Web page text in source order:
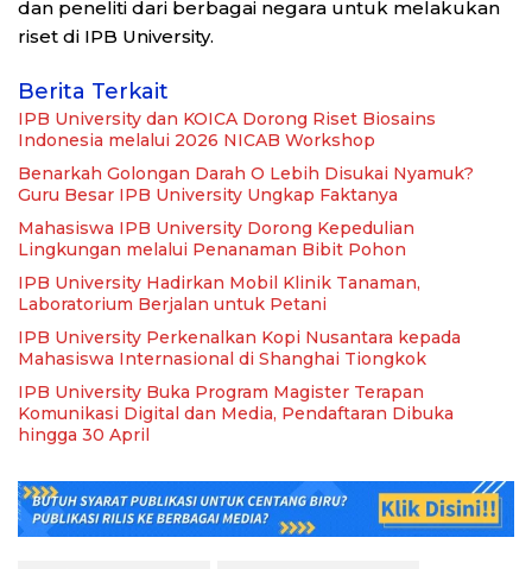
dan peneliti dari berbagai negara untuk melakukan
riset di IPB University.
Berita Terkait
IPB University dan KOICA Dorong Riset Biosains
Indonesia melalui 2026 NICAB Workshop
Benarkah Golongan Darah O Lebih Disukai Nyamuk?
Guru Besar IPB University Ungkap Faktanya
Mahasiswa IPB University Dorong Kepedulian
Lingkungan melalui Penanaman Bibit Pohon
IPB University Hadirkan Mobil Klinik Tanaman,
Laboratorium Berjalan untuk Petani
IPB University Perkenalkan Kopi Nusantara kepada
Mahasiswa Internasional di Shanghai Tiongkok
IPB University Buka Program Magister Terapan
Komunikasi Digital dan Media, Pendaftaran Dibuka
hingga 30 April